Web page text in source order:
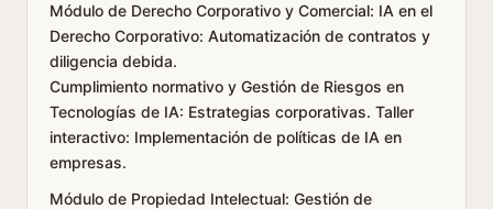
Módulo de Derecho Corporativo y Comercial: IA en el
Derecho Corporativo: Automatización de contratos y
diligencia debida.
Cumplimiento normativo y Gestión de Riesgos en
Tecnologías de IA: Estrategias corporativas. Taller
interactivo: Implementación de políticas de IA en
empresas.
Módulo de Propiedad Intelectual: Gestión de